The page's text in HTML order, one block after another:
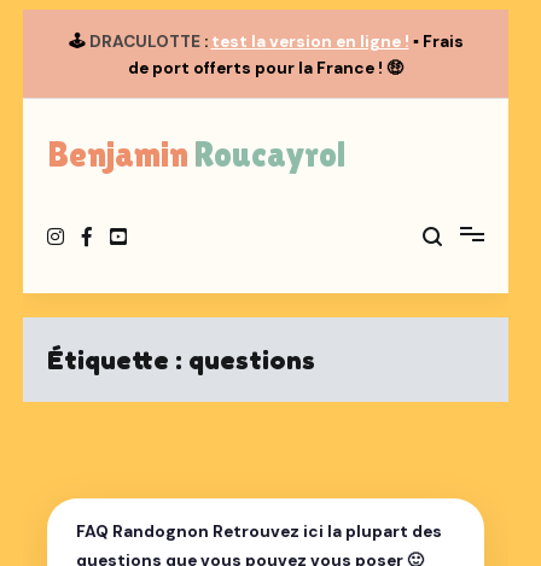
🕹️ DRACULOTTE: test la version en ligne ! ▪️ Frais
de port offerts pour la France ! 🤑
contenu
Benjamin Roucayrol
Étiquette : questions
FAQ Randognon Retrouvez ici la plupart des
questions que vous pouvez vous poser 🙂